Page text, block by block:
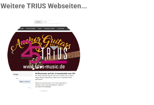
Weitere TRIUS Webseiten...